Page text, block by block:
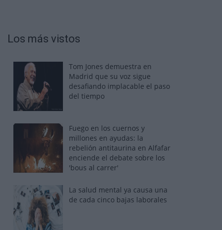
Los más vistos
Tom Jones demuestra en
Madrid que su voz sigue
desafiando implacable el paso
del tiempo
Fuego en los cuernos y
millones en ayudas: la
rebelión antitaurina en Alfafar
enciende el debate sobre los
'bous al carrer'
La salud mental ya causa una
de cada cinco bajas laborales